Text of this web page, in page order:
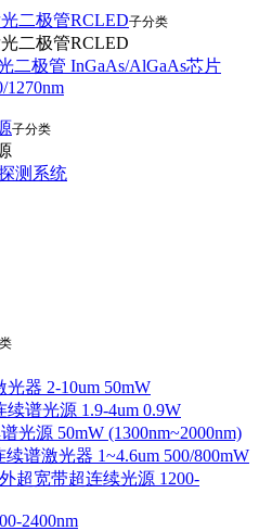
二极管RCLED子分类
二极管RCLED
二极管 InGaAs/AlGaAs芯片
1270nm
子分类
测系统
器 2-10um 50mW
谱光源 1.9-4um 0.9W
光源 50mW (1300nm~2000nm)
谱激光器 1~4.6um 500/800mW
超宽带超连续光源 1200-
2400nm